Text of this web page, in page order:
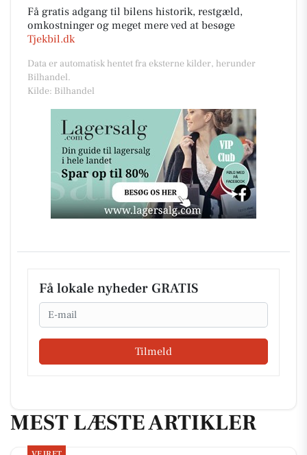
Få gratis adgang til bilens historik, restgæld,
omkostninger og meget mere ved at besøge
Tjekbil.dk
Data er automatisk hentet fra eksterne kilder, herunder
Bilhandel.
Kilde: Bilhandel
Få lokale nyheder GRATIS
Email
Tilmeld
MEST LÆSTE ARTIKLER